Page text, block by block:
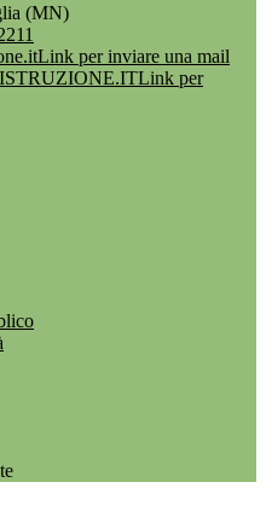
(MN)
Link per inviare una mail
Link per